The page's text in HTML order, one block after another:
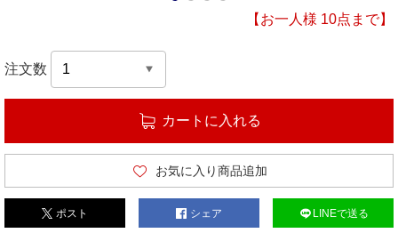
【お一人様 10点まで】
注文数
カートに入れる
お気に入り商品追加
ポスト シェア LINEで送る